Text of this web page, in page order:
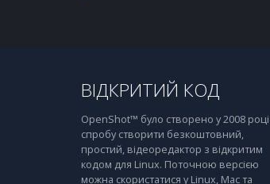
ВІДКРИТИЙ КОД
OpenShot™ було створено у 2008 році
спробу створити безкоштовний,
простий, відеоредактор з відкритим
кодом для Linux. Поточною версією
можна скористатися у Linux, Mac та